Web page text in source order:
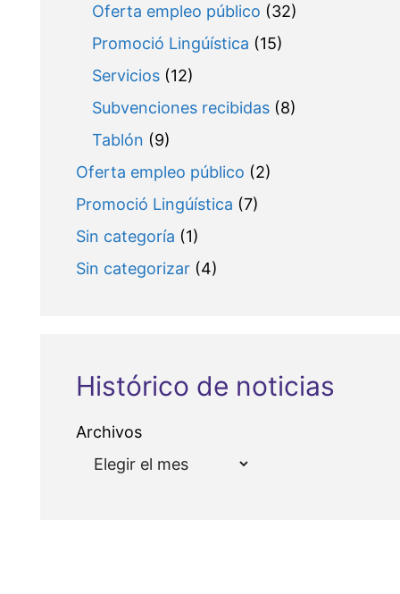
Oferta empleo público (32)
Promoció Lingúística (15)
Servicios(12)
Subvenciones recibidas(8)
Tablón (9)
Oferta empleo público (2)
Promoció Lingúística (7)
Sin categoría (1)
Sin categorizar(4)
Histórico de noticias
Archivos